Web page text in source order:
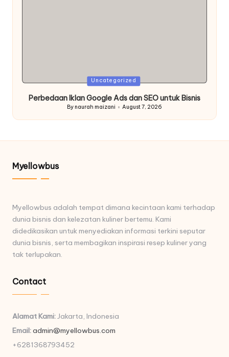
Posted
Uncategorized
Perbedaan Iklan Google Ads dan SEO untuk Bisnis
Posted
By naurah maizani August 7, 2026
Myellowbus
Myellowbus adalah tempat dimana kecintaan kami terhadap
dunia bisnis dan kelezatan kuliner bertemu. Kami
didedikasikan untuk menyediakan informasi terkini seputar
dunia bisnis, serta membagikan inspirasi resep kuliner yang
tak terlupakan.
Contact
Alamat Kami:Jakarta, Indonesia
Email:admin@myellowbus.com
+6281368793452